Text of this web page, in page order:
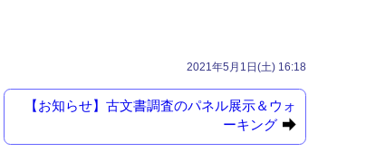
2021年5月1日(土) 16:18
【お知らせ】古文書調査のパネル展示＆ウォ
ーキング